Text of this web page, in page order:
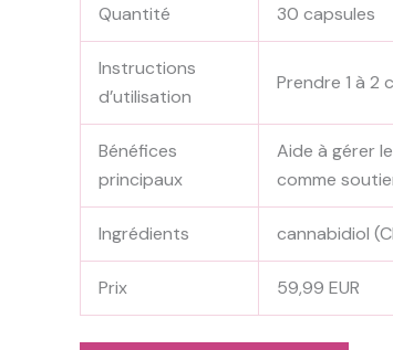
Quantité 30 capsules
Instructions
d’utilisation
Prendre 1 à 2
Bénéfices
principaux
Aide à gérer
comme
Ingrédients cannabidiol
Prix 59,99 EUR